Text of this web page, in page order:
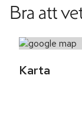
Bra att